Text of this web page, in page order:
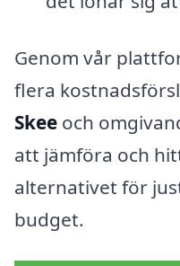
Genom vår
flera
Skee och
att jämföra och
alternativet för
budget.